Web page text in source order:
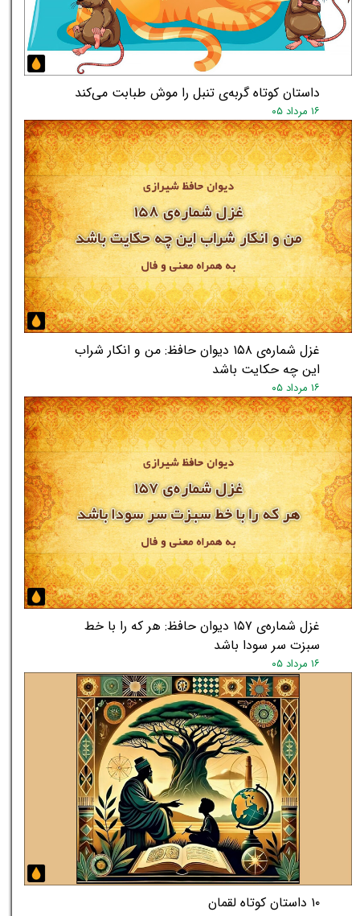
داستان کوتاه گربه‌ی تنبل را موش طبابت می‌کند
۱۶ مرداد ۰۵
غزل شماره‌ی ۱۵۸ دیوان حافظ: من و انکار شراب
این چه حکایت باشد
۱۶ مرداد ۰۵
غزل شماره‌ی ۱۵۷ دیوان حافظ: هر که را با خط
سبزت سر سودا باشد
۱۶ مرداد ۰۵
۱۰ داستان کوتاه لقمان